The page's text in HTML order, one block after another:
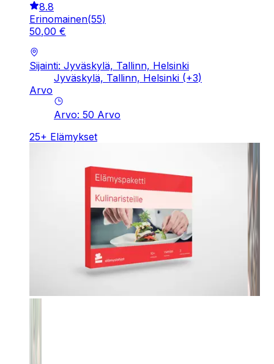
8.8
Erinomainen(55)
50,00 €
Sijainti: Jyväskylä, Tallinn, Helsinki
Jyväskylä, Tallinn, Helsinki (+3)
Arvo
Arvo: 50 Arvo
25+ Elämykset